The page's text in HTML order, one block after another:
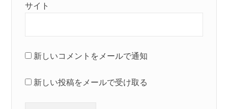
サイト
新しいコメントをメールで通知
新しい投稿をメールで受け取る